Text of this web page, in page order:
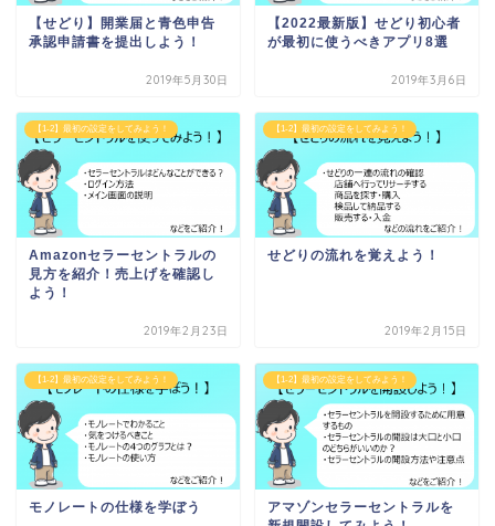
【せどり】開業届と青色申告
承認申請書を提出しよう！
2019年5月30日
【2022最新版】せどり初心者
が最初に使うべきアプリ8選
2019年3月6日
【1-2】最初の設定をしてみよう！
Amazonセラーセントラルの
見方を紹介！売上げを確認し
よう！
2019年2月23日
【1-2】最初の設定をしてみよう！
せどりの流れを覚えよう！
2019年2月15日
【1-2】最初の設定をしてみよう！
モノレートの仕様を学ぼう
【1-2】最初の設定をしてみよう！
アマゾンセラーセントラルを